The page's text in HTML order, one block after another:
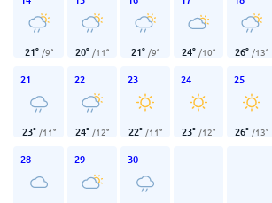
21° /9° 20° /11° 21° /9° 24° /10° 26° /13°
21
23° /11°
22
24° /12°
23
22° /11°
24
23° /12°
25
26° /13°
28 29 30